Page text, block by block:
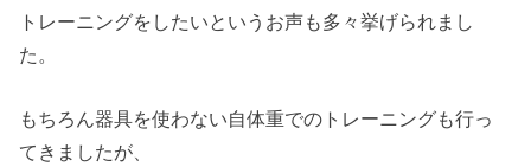
トレーニングをしたいというお声も多々挙げられまし
た。
もちろん器具を使わない自体重でのトレーニングも行っ
てきましたが、